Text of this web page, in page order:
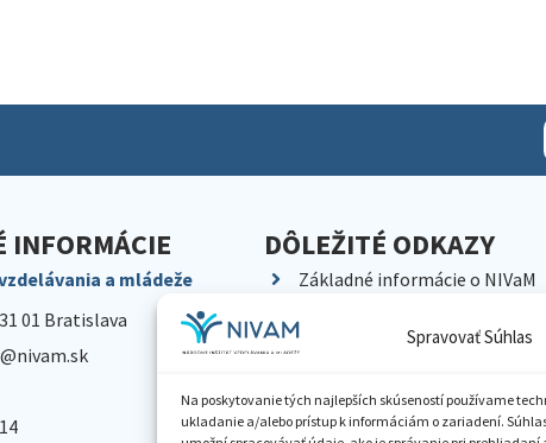
Spravovať Súhlas
Na poskytovanie tých najlepších skúseností používame
ukladanie a/alebo prístup k informáciám o zariadení.
INFORMÁCIE
a mládeže
01 Bratislava
DÔLEŽITÉ ODKAZY
Základné informácie o NIVaM
Kariéra
Pracoviská NIVaM